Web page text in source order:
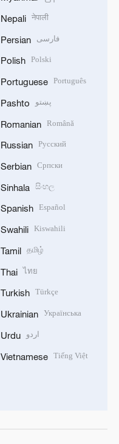
Nepali नेपाली
Persian فارسی
Polish Polski
Portuguese Português
Pashto پښتو
Romanian Română
Russian Русский
Serbian Српски
Sinhala සිංහල
Spanish Español
Swahili Kiswahili
Tamil தமிழ்
Thai ไทย
Turkish Türkçe
Ukrainian Українська
Urdu اردو
Vietnamese Tiếng Việt